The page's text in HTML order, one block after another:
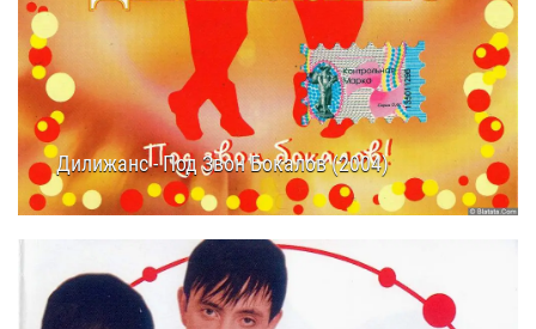
Дилижанс - Под Звон Бокалов (2004)
08.08.202512:20